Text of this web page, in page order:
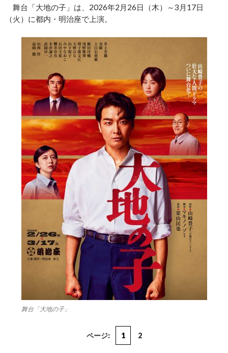
舞台「大地の子」は、2026年2月26日（木）～3月17日
（火）に都内・明治座で上演。
舞台「大地の子」
ページ: 1 2